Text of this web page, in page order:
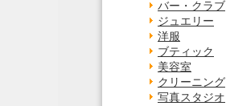
バー・クラブ
ジュエリー
洋服
ブティック
美容室
クリーニング
写真スタジオ